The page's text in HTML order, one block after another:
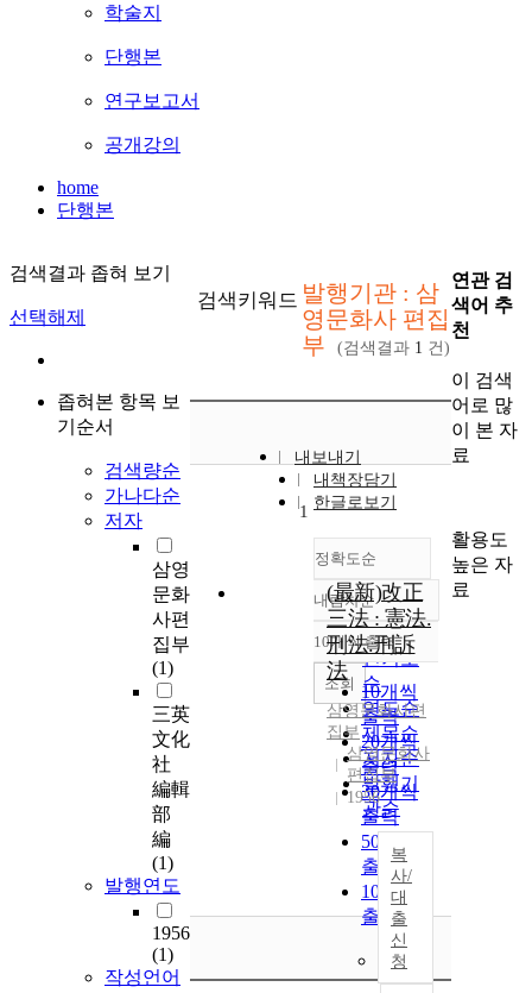
학술지
단행본
연구보고서
공개강의
home
단행본
검색결과 좁혀 보기
선택해제
좁혀본 항목 보
기순서
검색량순
가나다순
저자
삼영
문화
사편
집부
(1)
三英
文化
社
編輯
部
編
(1)
발행연도
1956
(1)
작성언어
검색키워드 발행기관 : 삼
영문화사 편집
부
(검색결과 1 건)
내보내기
내책장담기
한글로보기
정확도순
정확도
순
인기도
순
연도순
제목순
저자순
발행기
관순
내림차순
내림차순
10개씩 출력
10개씩
출력
20개씩
출력
30개씩
출력
50개씩
출력
100개씩
출력
조회
1
(最新)改正
三法 : 憲法.
刑法.刑訴
法
삼영문화사편
집부
삼영문화사
편집부
1956
복
사/
대
출
신
청
연관 검
색어 추
천
이 검색
어로 많
이 본 자
료
활용도
높은 자
료